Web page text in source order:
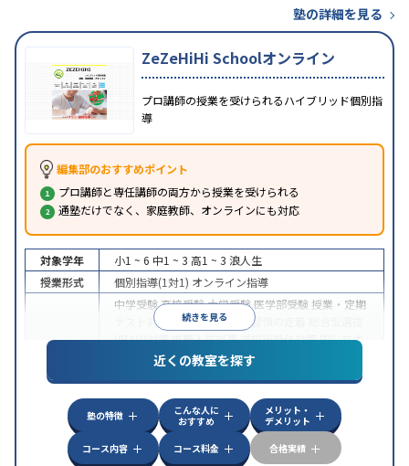
塾の詳細を見る
ZeZeHiHi Schoolオンライン
プロ講師の授業を受けられるハイブリッド個別指
導
編集部のおすすめポイント
プロ講師と専任講師の両方から授業を受けられる
通塾だけでなく、家庭教師、オンラインにも対応
続きを見る
対象学年 小1 ~ 6 中1 ~ 3 高1 ~ 3 浪人生
授業形式
個別指導(1対1) オンライン指導
中学受験高校受験大学受験 医学部受験 授業・定期
テスト対策
内申点対策 学習習慣の定着
(旧AO)対策推薦入試対策学校別特化対策国公立大
私大対策共通テスト対策
英語・英会話特化
特徴
中高一貫校生に対応授業の振替可能 不登校生に対
オンライン対応 1科目から受講可能季節講習の
みの受講可
自習室あり
近くの教室を探す
塾の特徴
こんな人に
おすすめ
メリット・
デメリット
コース内容
コース料金 合格実績